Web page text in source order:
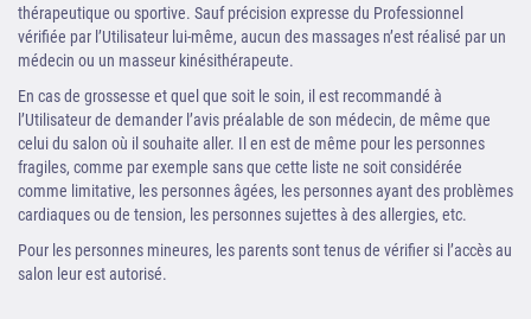
thérapeutique ou sportive. Sauf précision expresse du Professionnel
vérifiée par l’Utilisateur lui-même, aucun des massages n’est réalisé par un
médecin ou un masseur kinésithérapeute.
En cas de grossesse et quel que soit le soin, il est recommandé à
l’Utilisateur de demander l’avis préalable de son médecin, de même que
celui du salon où il souhaite aller. Il en est de même pour les personnes
fragiles, comme par exemple sans que cette liste ne soit considérée
comme limitative, les personnes âgées, les personnes ayant des problèmes
cardiaques ou de tension, les personnes sujettes à des allergies, etc.
Pour les personnes mineures, les parents sont tenus de vérifier si l’accès au
salon leur est autorisé.